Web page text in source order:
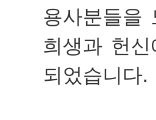
용사분들을
희생과 헌
되었습니다.